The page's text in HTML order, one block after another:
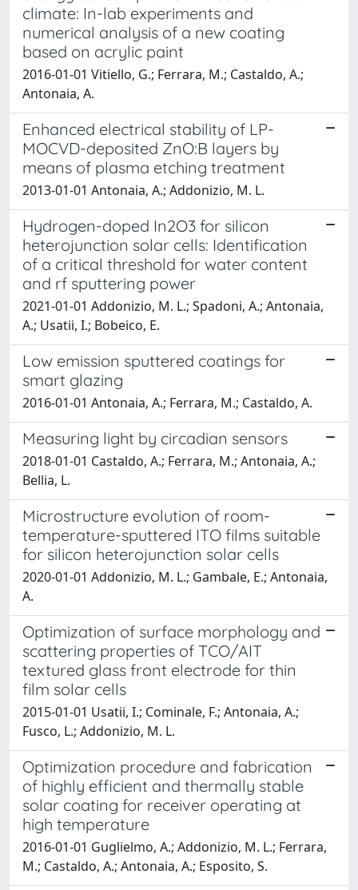
climate: In-lab experiments and
numerical analysis of a new coating
based on acrylic paint
2016-01-01 Vitiello, G.; Ferrara, M.; Castaldo, A.;
Antonaia, A.
Enhanced electrical stability of LP-
MOCVD-deposited ZnO:B layers by
means of plasma etching treatment
2013-01-01 Antonaia, A.; Addonizio, M. L.
Hydrogen-doped In2O3 for silicon
heterojunction solar cells: Identification
of a critical threshold for water content
and rf sputtering power
2021-01-01 Addonizio, M. L.; Spadoni, A.; Antonaia,
A.; Usatii, I.; Bobeico, E.
Low emission sputtered coatings for
smart glazing
2016-01-01 Antonaia, A.; Ferrara, M.; Castaldo, A.
Measuring light by circadian sensors
2018-01-01 Castaldo, A.; Ferrara, M.; Antonaia, A.;
Bellia, L.
Microstructure evolution of room-
temperature-sputtered ITO films suitable
for silicon heterojunction solar cells
2020-01-01 Addonizio, M. L.; Gambale, E.; Antonaia,
A.
Optimization of surface morphology and
scattering properties of TCO/AIT
textured glass front electrode for thin
film solar cells
2015-01-01 Usatii, I.; Cominale, F.; Antonaia, A.;
Fusco, L.; Addonizio, M. L.
Optimization procedure and fabrication
of highly efficient and thermally stable
solar coating for receiver operating at
high temperature
2016-01-01 Guglielmo, A.; Addonizio, M. L.; Ferrara,
M.; Castaldo, A.; Antonaia, A.; Esposito, S.